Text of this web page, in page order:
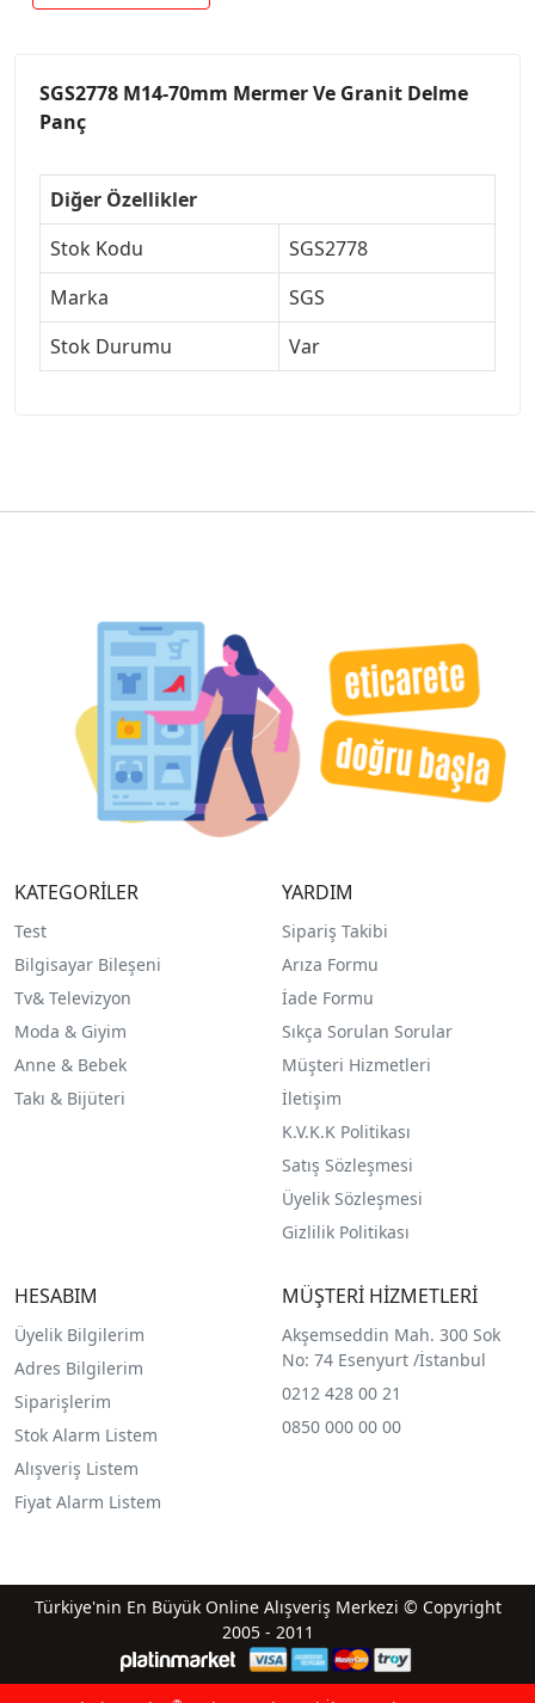
SGS2778 M14-70mm Mermer Ve Granit Delme
Panç
Diğer Özellikler
Stok Kodu
SGS2778
Marka
SGS
Stok Durumu
Var
KATEGORİLER
Test
Bilgisayar Bileşeni
Tv& Televizyon
Moda & Giyim
Anne & Bebek
Takı & Bijüteri
YARDIM
Sipariş Takibi
Arıza Formu
İade Formu
Sıkça Sorulan Sorular
Müşteri Hizmetleri
İletişim
K.V.K.K Politikası
Satış Sözleşmesi
Üyelik Sözleşmesi
Gizlilik Politikası
HESABIM
Üyelik Bilgilerim
Adres Bilgilerim
Siparişlerim
Stok Alarm Listem
Alışveriş Listem
Fiyat Alarm Listem
MÜŞTERİ HİZMETLERİ
Akşemseddin Mah. 300 Sok
No: 74 Esenyurt /İstanbul
0212 428 00 21
0850 000 00 00
Türkiye'nin En Büyük Online Alışveriş Merkezi © Copyright
2005 - 2011